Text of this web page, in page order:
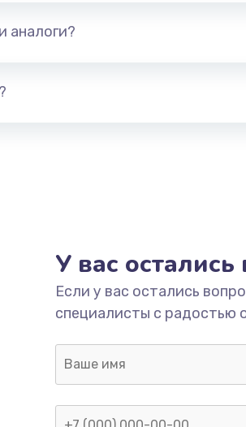
аналоги?
У вас
Если у вас остались
специалисты с радостью